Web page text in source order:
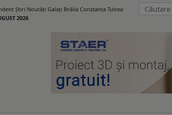
Știri Noutăți Galaţi Brăila Constanţa Tulcea
2026